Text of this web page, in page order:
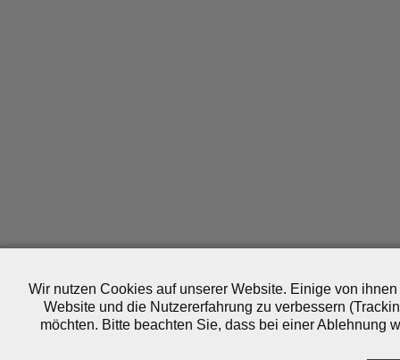
Wir nutzen Cookies auf unserer Website. Einige von
Website und die Nutzererfahrung zu verbessern
möchten. Bitte beachten Sie, dass bei einer Ablehnung